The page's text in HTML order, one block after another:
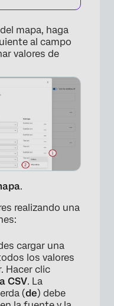
mapa, haga
al campo
valores de
.
realizando una
cargar una
los valores
Hacer clic
CSV. La
(de) debe